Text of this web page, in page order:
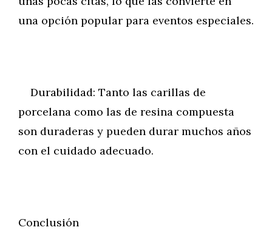
una opción popular para eventos especiales.
Durabilidad: Tanto las carillas de
porcelana como las de resina compuesta
son duraderas y pueden durar muchos años
con el cuidado adecuado.
Conclusión